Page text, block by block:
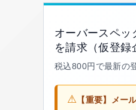
オーバースペッ
を請求（仮登録
税込800円で最新の
⚠ 【重要】メー